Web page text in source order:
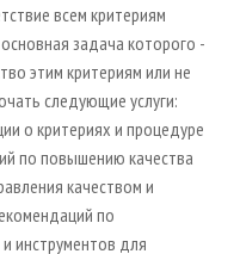
всем критериям
задача которого -
этим критериям или не
следующие услуги:
о критериях и процедуре
по повышению качества
качеством и
по
инструментов для